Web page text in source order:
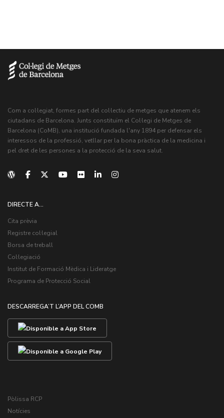
Com a col·legiat, formes part del col·lectiu de metges que atenem els
ciutadans de Barcelona. Junts constituïm el Col·legi de Metges de
Barcelona (CoMB), una institució fundada l'any 1894 per defensar els
interessos de la professió, vetllar per la bona pràctica de la medicina i
pel dret de les persones a la protecció de la seva salut.
DIRECTE A...
Cita prèvia
Registre col·legial
Borsa de treball
Col·legiació
Institut de Formació Mèdica i Lideratge
Programa de Protecció Social
DESCARREGA’T L’APP DEL COMB
Pòlissa RCP
Notícies